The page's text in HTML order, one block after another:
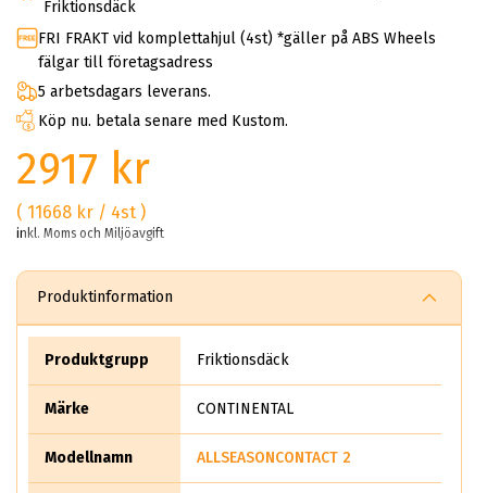
Friktionsdäck
FRI FRAKT vid komplettahjul (4st) *gäller på ABS Wheels
fälgar till företagsadress
5 arbetsdagars leverans.
Köp nu. betala senare med Kustom.
2917 kr
( 11668 kr / 4st )
inkl. Moms och Miljöavgift
Produktinformation
Produktgrupp Friktionsdäck
Märke CONTINENTAL
Modellnamn ALLSEASONCONTACT 2